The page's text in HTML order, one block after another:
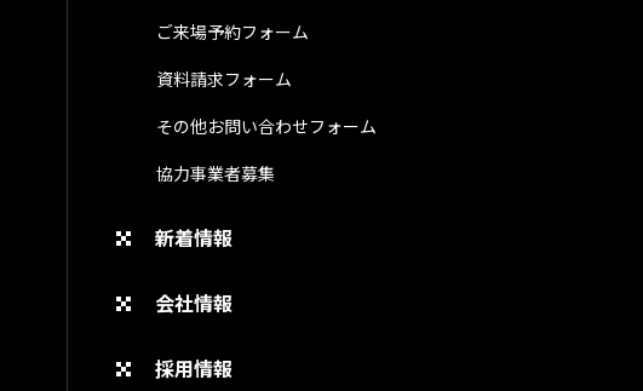
ご来場予約フォーム
資料請求フォーム
その他お問い合わせフォーム
協力事業者募集
新着情報
会社情報
採用情報